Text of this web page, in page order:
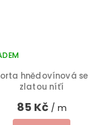
hnědovínová se
zlatou níťí
85 Kč / m